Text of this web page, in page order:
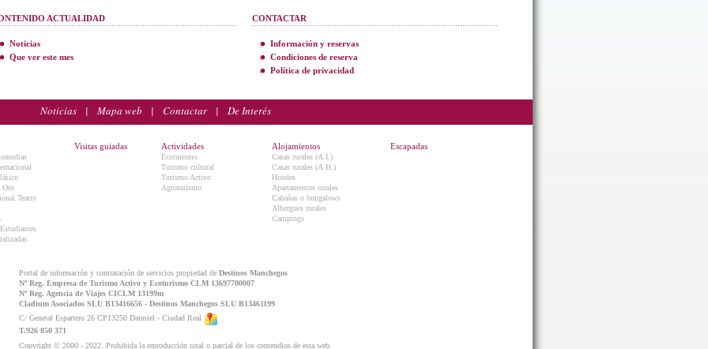
ACTUALIDAD
Noticias
Que ver este mes
CONTACTAR
Información y reservas
Condiciones de reserva
Política de privacidad
Noticias | Mapa web | Contactar| De Interés
Oro
Teatro
Visitas guiadas Actividades
Ecoturismo
Turismo cultural
Turismo Activo
Agroturismo
Alojamientos
Casas rurales (A.I.)
Casas rurales (A.H.)
Hoteles
Apartamentos rurales
Cabañas o bungalows
Albergues rurales
Campings
Escapadas
Portal de información y contratación de servicios propiedad de Destinos Manchegos
Nº Reg. Empresa de Turismo Activo y Ecoturismo CLM 13697700007
Nº Reg. Agencia de Viajes CICLM 13199m
Cladium Asociados SLU B13416656 - Destinos Manchegos SLU B13461199
C/ General Espartero 26 CP13250 Daimiel - Ciudad Real
T.926 850 371
Copyright © 2000 - 2022. Prohibida la reproducción total o parcial de los contendios de esta web.